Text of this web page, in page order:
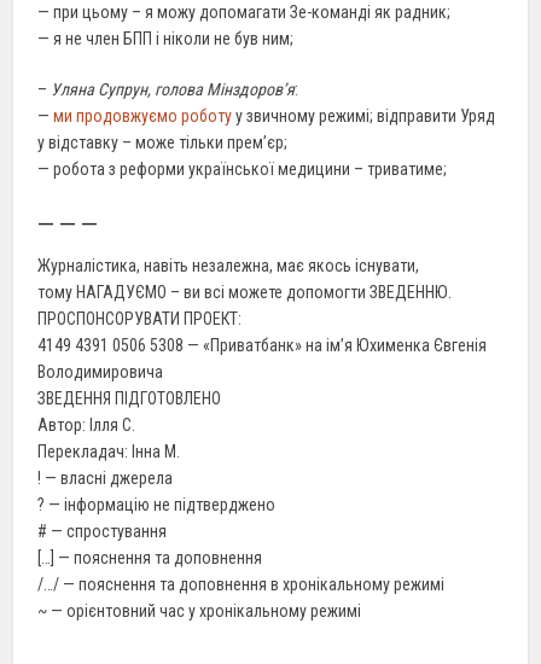
— при цьому – я можу допомагати Зе-команді як радник;
— я не член БПП і ніколи не був ним;
– Уляна Супрун, голова Мінздоров’я:
—ми продовжуємо роботуу звичному режимі; відправити Уряд
у відставку – може тільки прем’єр;
— робота з реформи української медицини – триватиме;
— — —
Журналістика, навіть незалежна, має якось існувати,
тому НАГАДУЄМО – ви всі можете допомогти ЗВЕДЕННЮ.
ПРОСПОНСОРУВАТИ ПРОЕКТ:
4149 4391 0506 5308 — «Приватбанк» на імʼя Юхименка Євгенія
Володимировича
ЗВЕДЕННЯ ПІДГОТОВЛЕНО
Автор: Ілля С.
Перекладач: Iнна М.
! — власні джерела
? — інформацію не підтверджено
# — спростування
[…] — пояснення та доповнення
/…/ — пояснення та доповнення в хронікальному режимі
~ — орієнтовний час у хронікальному режимі